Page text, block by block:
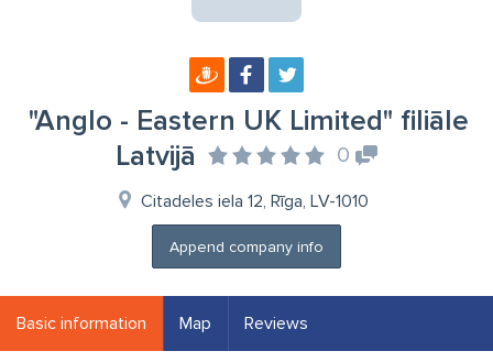
"Anglo - Eastern UK Limited" filiāle
Latvijā
0
Citadeles iela 12, Rīga, LV-1010
Append company info
Basic information Map Reviews